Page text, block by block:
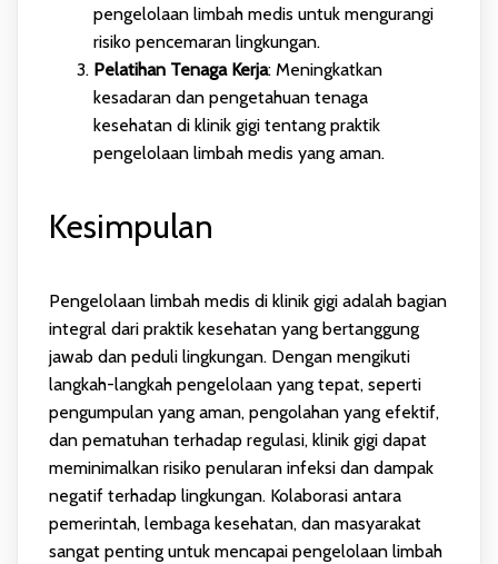
pengelolaan limbah medis untuk mengurangi
risiko pencemaran lingkungan.
Pelatihan Tenaga Kerja: Meningkatkan
kesadaran dan pengetahuan tenaga
kesehatan di klinik gigi tentang praktik
pengelolaan limbah medis yang aman.
Kesimpulan
Pengelolaan limbah medis di klinik gigi adalah bagian
integral dari praktik kesehatan yang bertanggung
jawab dan peduli lingkungan. Dengan mengikuti
langkah-langkah pengelolaan yang tepat, seperti
pengumpulan yang aman, pengolahan yang efektif,
dan pematuhan terhadap regulasi, klinik gigi dapat
meminimalkan risiko penularan infeksi dan dampak
negatif terhadap lingkungan. Kolaborasi antara
pemerintah, lembaga kesehatan, dan masyarakat
sangat penting untuk mencapai pengelolaan limbah